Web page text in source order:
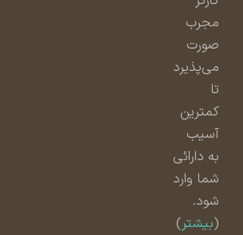
مجرب
صورت
می‌پذیرد
کمترین
آسیب
به دارائی
شما وارد
شود.
بیشتر)